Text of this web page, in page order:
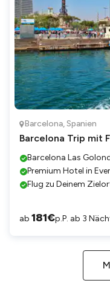
Barcelona,Spanien
Barcelona Trip mit
Barcelona Las
Premium Hotel in
Flug zu Deinem
ab 181€p.P. ab 3